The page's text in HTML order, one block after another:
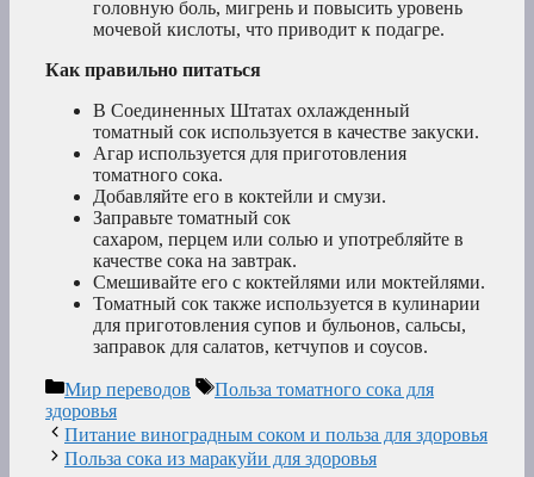
головную боль, мигрень и повысить уровень
мочевой кислоты, что приводит к подагре.
Как правильно питаться
В Соединенных Штатах охлажденный
томатный сок используется в качестве закуски.
Агар используется для приготовления
томатного сока.
Добавляйте его в коктейли и смузи.
Заправьте томатный сок
сахаром, перцем или солью и употребляйте в
качестве сока на завтрак.
Смешивайте его с коктейлями или моктейлями.
Томатный сок также используется в кулинарии
для приготовления супов и бульонов, сальсы,
заправок для салатов, кетчупов и соусов.
Рубрики
Мир переводов Метки
Польза томатного сока для
здоровья
Питание виноградным соком и польза для здоровья
Польза сока из маракуйи для здоровья